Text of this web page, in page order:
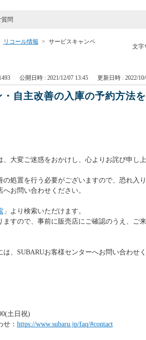
文字
リコール情報 > サービスキャンペ
公開日時 : 2021/12/07 13:45 更新日時 : 2022/
自主改善の入庫の予約方法を
、大変ご迷惑をおかけし、心よりお詫び申し
処置を行う必要がございますので、恐れ入
お問い合わせください。
」より検索いただけます。
すので、事前に販売店にご確認のうえ、ご
、SUBARUお客様センターへお問い合わせ
日祝)
： https://www.subaru.jp/faq/#contact